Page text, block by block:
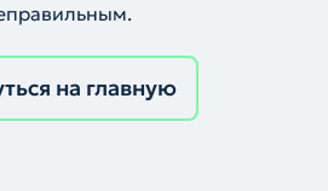
на главную